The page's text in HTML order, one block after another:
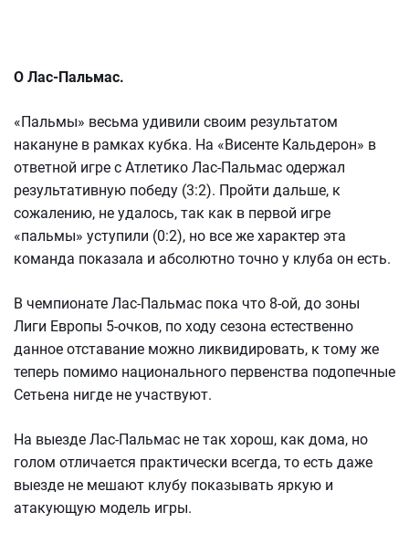
О Лас-Пальмас.
«Пальмы» весьма удивили своим результатом
накануне в рамках кубка. На «Висенте Кальдерон» в
ответной игре с Атлетико Лас-Пальмас одержал
результативную победу (3:2). Пройти дальше, к
сожалению, не удалось, так как в первой игре
«пальмы» уступили (0:2), но все же характер эта
команда показала и абсолютно точно у клуба он есть.
В чемпионате Лас-Пальмас пока что 8-ой, до зоны
Лиги Европы 5-очков, по ходу сезона естественно
данное отставание можно ликвидировать, к тому же
теперь помимо национального первенства подопечные
Сетьена нигде не участвуют.
На выезде Лас-Пальмас не так хорош, как дома, но
голом отличается практически всегда, то есть даже
выезде не мешают клубу показывать яркую и
атакующую модель игры.